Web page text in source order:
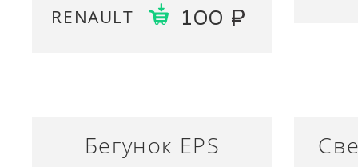
RENAULT 100
Бегунок EPS